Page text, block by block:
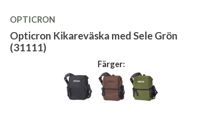
OPTICRON
Opticron Kikareväska med Sele Grön
(31111)
Färger: